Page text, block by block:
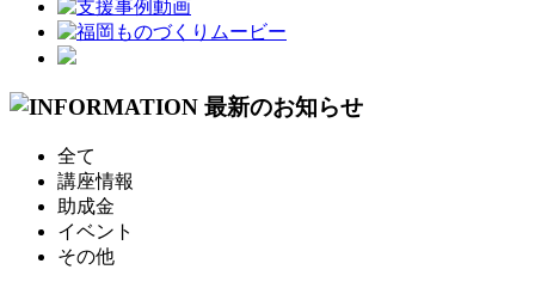
全て
講座情報
助成金
イベント
その他